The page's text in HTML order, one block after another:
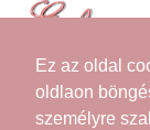
Ez az oldal
oldlaon
személyre